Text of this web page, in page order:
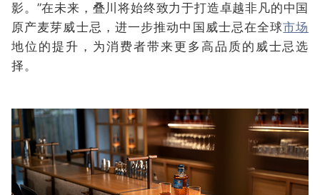
影。”在未来，叠川将始终致力于打造卓越非凡的中国
原产麦芽威士忌，进一步推动中国威士忌在全球市场
地位的提升，为消费者带来更多高品质的威士忌选
择。